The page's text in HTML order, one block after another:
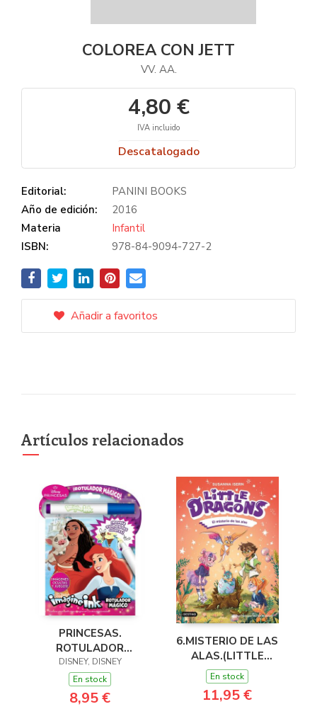
COLOREA CON JETT
VV. AA.
4,80 €
IVA incluido
Descatalogado
Editorial:
PANINI BOOKS
Año de edición:
2016
Materia
Infantil
ISBN:
978-84-9094-727-2
Añadir a favoritos
Artículos relacionados
PRINCESAS.
ROTULADOR
MÁGICO 3
DISNEY, DISNEY
En stock
8,95 €
6.MISTERIO DE LAS
ALAS.(LITTLE
DRAGONS)
En stock
11,95 €